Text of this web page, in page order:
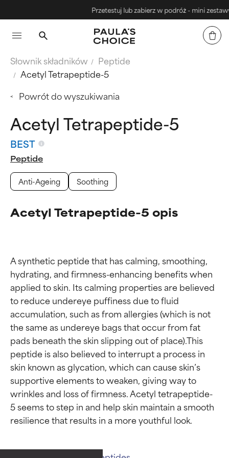
Przetestuj lub zabierz w podróż - mini zestawy
Słownik składników
Peptide
Acetyl Tetrapeptide-5
Powrót do wyszukiwania
Acetyl Tetrapeptide-5
BEST
Peptide
Anti-Ageing
Soothing
Acetyl Tetrapeptide-5 opis
A synthetic peptide that has calming, smoothing,
hydrating, and firmness-enhancing benefits when
applied to skin. Its calming properties are believed
to reduce undereye puffiness due to fluid
accumulation, such as from allergies (which is not
the same as undereye bags that occur from fat
pads beneath the skin slipping out of place).This
peptide is also believed to interrupt a process in
skin known as glycation, which can cause skin’s
supportive elements to weaken, giving way to
wrinkles and loss of firmness. Acetyl tetrapeptide-
5 seems to step in and help skin maintain a smooth